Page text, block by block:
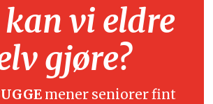
vi eldre
gjøre?
mener seniorer fint